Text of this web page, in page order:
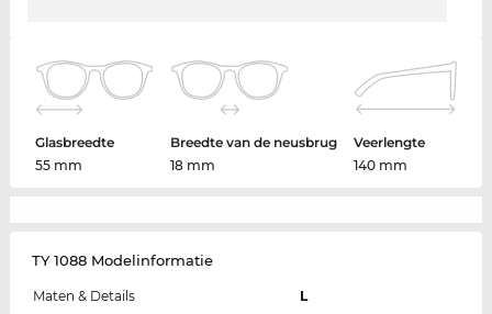
Glasbreedte
55 mm
Breedte van de neusbrug
18 mm
Veerlengte
140 mm
TY 1088 Modelinformatie
Maten & Details
L